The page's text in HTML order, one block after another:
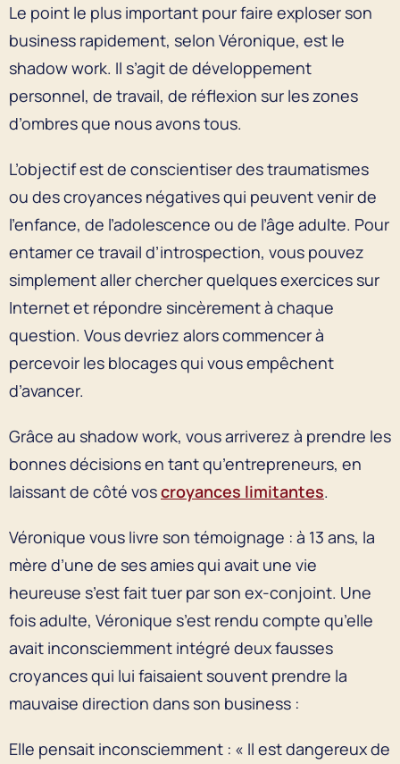
Le point le plus important pour faire exploser son
business rapidement, selon Véronique, est le
shadow work. Il s’agit de développement
personnel, de travail, de réflexion sur les zones
d’ombres que nous avons tous.
L’objectif est de conscientiser des traumatismes
ou des croyances négatives qui peuvent venir de
l’enfance, de l’adolescence ou de l’âge adulte. Pour
entamer ce travail d’introspection, vous pouvez
simplement aller chercher quelques exercices sur
Internet et répondre sincèrement à chaque
question. Vous devriez alors commencer à
percevoir les blocages qui vous empêchent
d’avancer.
Grâce au shadow work, vous arriverez à prendre les
bonnes décisions en tant qu’entrepreneurs, en
laissant de côté voscroyances limitantes.
Véronique vous livre son témoignage : à 13 ans, la
mère d’une de ses amies qui avait une vie
heureuse s’est fait tuer par son ex-conjoint. Une
fois adulte, Véronique s’est rendu compte qu’elle
avait inconsciemment intégré deux fausses
croyances qui lui faisaient souvent prendre la
mauvaise direction dans son business :
Elle pensait inconsciemment : « Il est dangereux de